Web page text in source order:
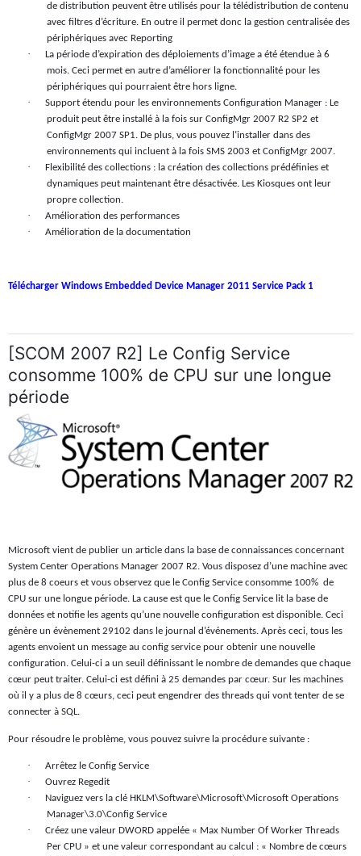
de distribution peuvent être utilisés pour la télédistribution de contenu
avec filtres d’écriture. En outre il permet donc la gestion centralisée des
périphériques avec Reporting
·
La période d’expiration des déploiements d’image a été étendue à 6
mois. Ceci permet en autre d’améliorer la fonctionnalité pour les
périphériques qui pourraient être hors ligne.
·
Support étendu pour les environnements Configuration Manager : Le
produit peut être installé à la fois sur ConfigMgr 2007 R2 SP2 et
ConfigMgr 2007 SP1. De plus, vous pouvez l’installer dans des
environnements qui incluent à la fois SMS 2003 et ConfigMgr 2007.
·
Flexibilité des collections : la création des collections prédéfinies et
dynamiques peut maintenant être désactivée. Les Kiosques ont leur
propre collection.
· Amélioration des performances
· Amélioration de la documentation
Télécharger Windows Embedded Device Manager 2011 Service Pack 1
[SCOM 2007 R2] Le Config Service
consomme 100% de CPU sur une longue
période
Microsoft vient de publier un article dans la base de connaissances concernant
System Center Operations Manager 2007 R2. Vous disposez d’une machine avec
plus de 8 coeurs et vous observez que le Config Service consomme 100% de
CPU sur une longue période. La cause est que le Config Service lit la base de
données et notifie les agents qu’une nouvelle configuration est disponible. Ceci
génère un évènement 29102 dans le journal d’événements. Après ceci, tous les
agents envoient un message au config service pour obtenir une nouvelle
configuration. Celui-ci a un seuil définissant le nombre de demandes que chaque
cœur peut traiter. Celui-ci est défini à 25 demandes par cœur. Sur les machines
où il y a plus de 8 cœurs, ceci peut engendrer des threads qui vont tenter de se
connecter à SQL.
Pour résoudre le problème, vous pouvez suivre la procédure suivante :
· Arrêtez le Config Service
· Ouvrez Regedit
·
Naviguez vers la clé HKLM\Software\Microsoft\Microsoft Operations
Manager\3.0\Config Service
·
Créez une valeur DWORD appelée « Max Number Of Worker Threads
Per CPU » et une valeur correspondant au calcul : « Nombre de cœurs